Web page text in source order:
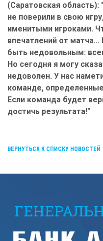
(Саратовская область): "
не поверили в свою
именитыми игроками.
впечатлений от
быть недовольным:
Но сегодня я могу
недоволен. У нас
команде,
Если команда будет
достичь результата!"
ВЕРНУТЬСЯ К СПИСКУ НОВОСТЕЙ